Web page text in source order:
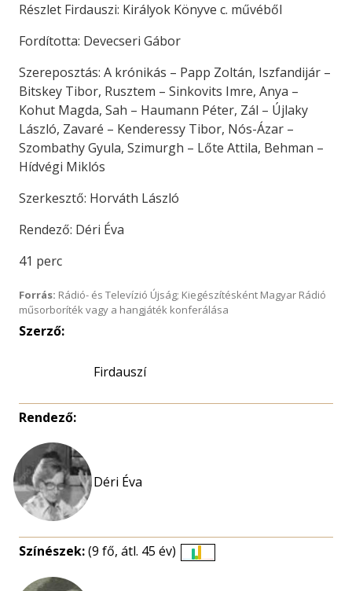
Részlet Firdauszi: Királyok Könyve c. művéből
Fordította: Devecseri Gábor
Szereposztás: A krónikás – Papp Zoltán, Iszfandijár –
Bitskey Tibor, Rusztem – Sinkovits Imre, Anya –
Kohut Magda, Sah – Haumann Péter, Zál – Újlaky
László, Zavaré – Kenderessy Tibor, Nós-Ázar –
Szombathy Gyula, Szimurgh – Lőte Attila, Behman –
Hídvégi Miklós
Szerkesztő: Horváth László
Rendező: Déri Éva
41 perc
Forrás: Rádió- és Televízió Újság; Kiegészítésként Magyar Rádió
műsorboríték vagy a hangjáték konferálása
Szerző:
Firdauszí
Rendező:
Déri Éva
Színészek:(9 fő, átl. 45 év)